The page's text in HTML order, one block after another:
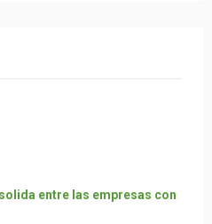
entre las empresas con